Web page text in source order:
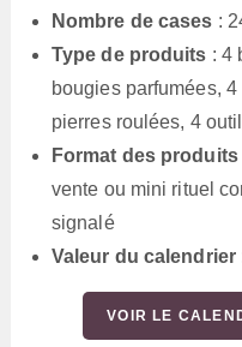
Nombre de cases :
Type de produits : 4
bougies parfumées,
pierres roulées, 4
Format des produits
vente ou mini rituel
signalé
Valeur du calendrier
VOIR LE